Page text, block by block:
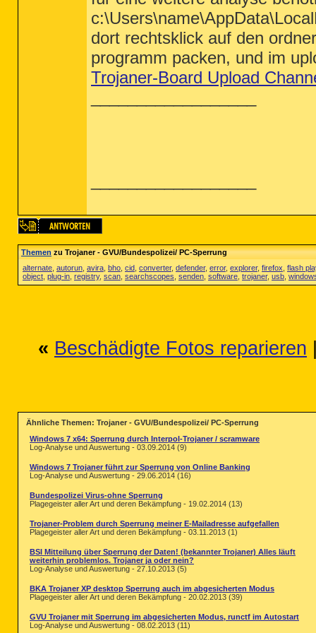
dort rechtsklick auf den
programm packen, und im
Trojaner-Board Upload
Themenzu Trojaner - GVU/Bundespolizei/ PC-Sperrung
alternate autorun avira bho cid converter, defender, error, explorer, firefox flash
object plug-in registry, scan searchscopes senden software trojaner, usb
« Beschädigte Fotos reparieren
Ähnliche Themen: Trojaner - GVU/Bundespolizei/ PC-Sperrung
Windows 7 x64: Sperrung durch Interpol-Trojaner / scramware
Log-Analyse und Auswertung - 03.09.2014 (9)
Windows 7 Trojaner führt zur Sperrung von Online Banking
Log-Analyse und Auswertung - 29.06.2014 (16)
Bundespolizei Virus-ohne Sperrung
Plagegeister aller Art und deren Bekämpfung - 19.02.2014 (13)
Trojaner-Problem durch Sperrung meiner E-Mailadresse aufgefallen
Plagegeister aller Art und deren Bekämpfung - 03.11.2013 (1)
BSI Mitteilung über Sperrung der Daten! (bekannter Trojaner) Alles läuft
weiterhin problemlos. Trojaner ja oder nein?
Log-Analyse und Auswertung - 27.10.2013 (5)
BKA Trojaner XP desktop Sperrung auch im abgesicherten Modus
Plagegeister aller Art und deren Bekämpfung - 20.02.2013 (39)
GVU Trojaner mit Sperrung im abgesicherten Modus, runctf im Autostart
Log-Analyse und Auswertung - 08.02.2013 (11)